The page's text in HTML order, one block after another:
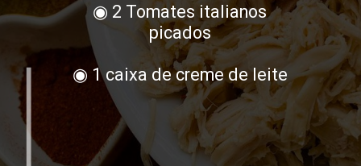
◉ 2 Tomates italianos
picados
◉ 1 caixa de creme de leite